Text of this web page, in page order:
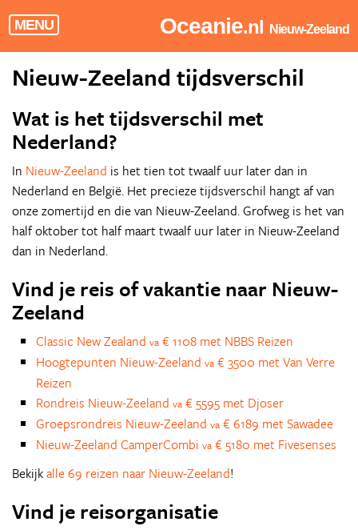
MENU Oceanie.nl Nieuw-Zeeland
Nieuw-Zeeland tijdsverschil
Wat is het tijdsverschil met
Nederland?
In Nieuw-Zeeland is het tien tot twaalf uur later dan in
Nederland en België. Het precieze tijdsverschil hangt af van
onze zomertijd en die van Nieuw-Zeeland. Grofweg is het van
half oktober tot half maart twaalf uur later in Nieuw-Zeeland
dan in Nederland.
Vind je reis of vakantie naar Nieuw-
Zeeland
Classic New Zealand va € 1108 met NBBS Reizen
Hoogtepunten Nieuw-Zeeland va € 3500 met Van Verre
Reizen
Rondreis Nieuw-Zeeland va € 5595 met Djoser
Groepsrondreis Nieuw-Zeeland va € 6189 met Sawadee
Nieuw-Zeeland CamperCombi va € 5180 met Fivesenses
Bekijkalle 69 reizen naar Nieuw-Zeeland!
Vind je reisorganisatie